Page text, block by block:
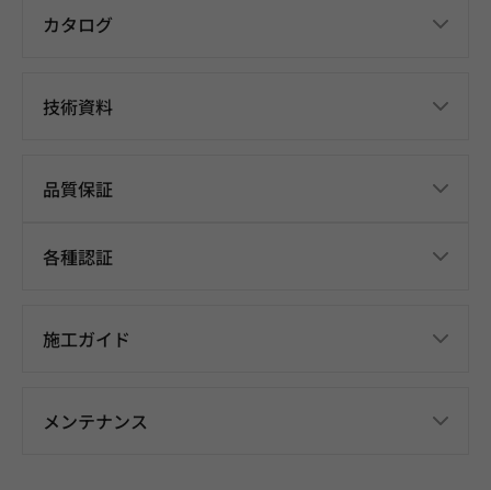
カタログ
技術資料
品質保証
各種認証
施工ガイド
メンテナンス